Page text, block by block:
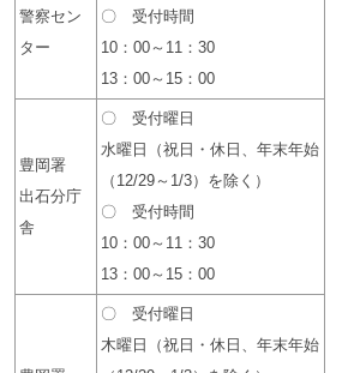
警察セン
ター
〇 受付時間
10：00～11：30
13：00～15：00
豊岡署
出石分庁
舎
〇 受付曜日
水曜日（祝日・休日、年末年始
（12/29～1/3）を除く）
〇 受付時間
10：00～11：30
13：00～15：00
〇 受付曜日
木曜日（祝日・休日、年末年始